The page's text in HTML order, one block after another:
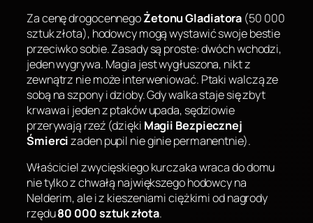
Za cenę drogocennegoŻetonu Gladiatora (50 000
sztuk złota), hodowcy mogą wystawić swoje bestie
przeciwko sobie. Zasady są proste: dwóch wchodzi,
jeden wygrywa. Magia jest wygłuszona, nikt z
zewnątrz nie może interweniować. Ptaki walczą ze
sobą na szpony i dzioby. Gdy walka staje się zbyt
krwawa i jeden z ptaków upada, sędziowie
przerywają rzeź (dzięki Magii Bezpiecznej
Śmiercizaden pupil nie ginie permanentnie).
Właściciel zwycięskiego kurczaka wraca do domu
nie tylko z chwałą największego hodowcy na
Nelderim, ale i z kieszeniami ciężkimi od nagrody
rzędu80 000 sztuk złota.